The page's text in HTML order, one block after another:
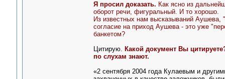
Я просил доказать. Как ясно из
оборот речи, фигуральный. И то хорошо.
Из известных нам высказываний Аушева,
согласие на приход Аушева - это уже
банкетом?
Цитирую. Какой документ Вы
по слухам знают.
«2 сентября 2004 года Кулаевым и